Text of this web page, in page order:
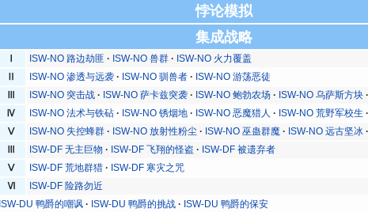
悖论模拟
集成战略
ISW-NO 路边劫匪 ISW-NO 兽群
ISW-NO 火力覆盖
ISW-NO 渗透与远袭 ISW-NO 驯兽者
ISW-NO 游荡恶徒
ISW-NO 突击战 ISW-NO 萨卡兹突袭 ISW-NO 鲍勃农场 ISW-NO 乌萨斯方块
Ⅳ
ISW-NO 法术与铁砧 ISW-NO 锈烟地 ISW-NO 恶魔猎人 ISW-NO 荒野军校生
Ⅴ
ISW-NO 失控蜂群 ISW-NO 放射性粉尘 ISW-NO 巫蛊群魔 ISW-NO 远古坚冰
ISW-DF 无主巨物 ISW-DF 飞翔的怪盗
ISW-DF 被遗弃者
Ⅴ
ISW-DF 荒地群猎
ISW-DF 寒灾之咒
Ⅵ
ISW-DF 险路勿近
ISW-DU 鸭爵的嘲讽 ISW-DU 鸭爵的挑战
ISW-DU 鸭爵的保安